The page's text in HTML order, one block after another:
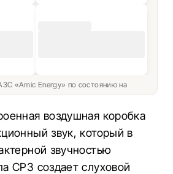
«Amic Energy» по состоянию на
воздушная коробка
звук, который в
звучностью
CP3 создает слуховой